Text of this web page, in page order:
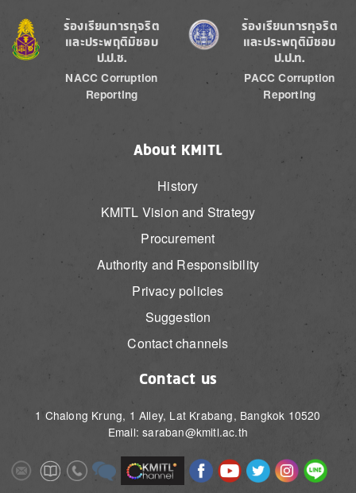
Image
ร้องเรียนการทุจริต
และประพฤติมิชอบ
ป.ป.ช.
NACC Corruption
Reporting
Image
ร้องเรียนการทุจริต
และประพฤติมิชอบ
ป.ป.ท.
PACC Corruption
Reporting
About KMITL
History
KMITL Vision and Strategy
Procurement
Authority and Responsibility
Privacy policies
Suggestion
Contact channels
Contact us
1 Chalong Krung, 1 Alley, Lat Krabang, Bangkok 10520
Email: saraban@kmitl.ac.th
ImageImageImageImage Image ImageImageImageImageImage